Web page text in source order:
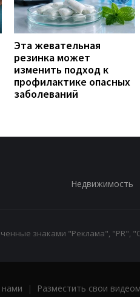
Эта жевательная
резинка может
изменить подход к
профилактике опасных
заболеваний
Недвижимость
знаками "Реклама", "PR",
нами | Разместить свои